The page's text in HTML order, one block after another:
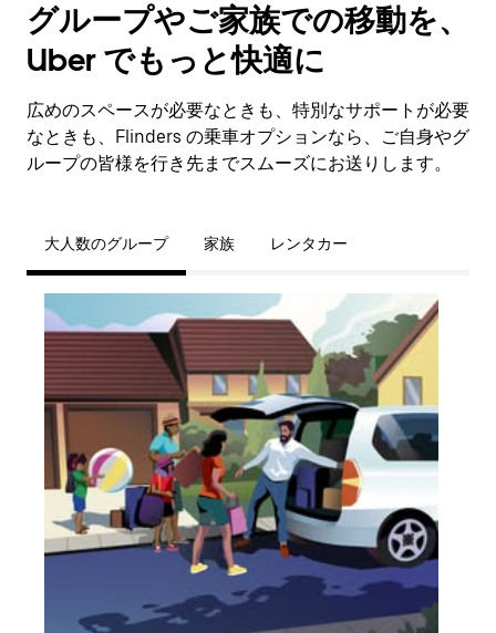
グループやご家族での移動を、
Uber でもっと快適に
広めのスペースが必要なときも、特別なサポートが必要
なときも、Flinders の乗車オプションなら、ご自身やグ
ループの皆様を行き先までスムーズにお送りします。
大人数のグループ 家族 レンタカー